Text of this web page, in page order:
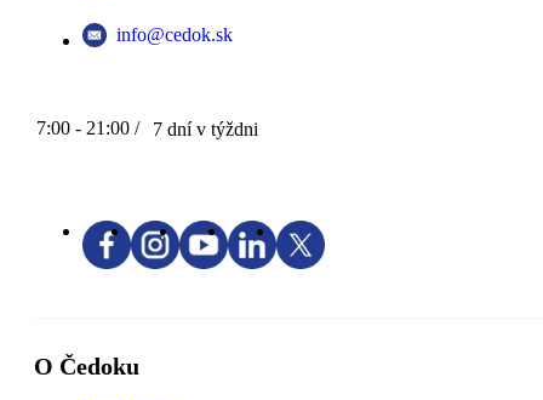
info@cedok.sk
7:00 - 21:00 / 7 dní v týždni
O Čedoku